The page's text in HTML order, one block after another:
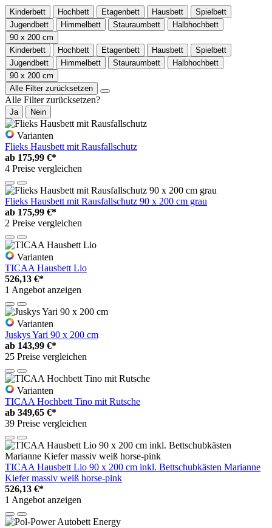
Kinderbett Hochbett Etagenbett Hausbett
Spielbett
Jugendbett
Himmelbett Stauraumbett
Halbhochbett
90 x 200 cm
Kinderbett
Hochbett Etagenbett Hausbett
Spielbett
Jugendbett
Himmelbett Stauraumbett
Halbhochbett
90 x 200 cm
Alle Filter zurücksetzen
Alle Filter zurücksetzen?
Ja Nein
Varianten
Flieks Hausbett mit Rausfallschutz
ab 175,99 €*
4 Preise vergleichen
Flieks Hausbett mit Rausfallschutz 90 x 200 cm grau
ab 175,99 €*
2 Preise vergleichen
Varianten
TICAA Hausbett Lio
526,13 €*
1 Angebot anzeigen
Varianten
Juskys Yari 90 x 200 cm
ab 143,99 €*
25 Preise vergleichen
Varianten
TICAA Hochbett Tino mit Rutsche
ab 349,65 €*
39 Preise vergleichen
TICAA Hausbett Lio 90 x 200 cm inkl. Bettschubkästen Marianne
Kiefer massiv weiß horse-pink
526,13 €*
1 Angebot anzeigen